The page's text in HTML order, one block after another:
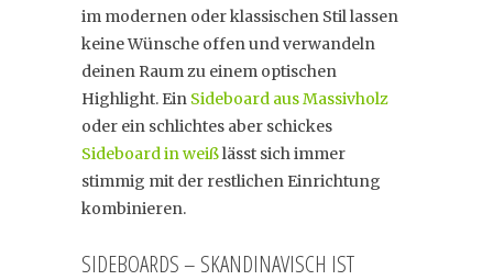
im modernen oder klassischen Stil lassen
keine Wünsche offen und verwandeln
deinen Raum zu einem optischen
Highlight. Ein Sideboard aus Massivholz
oder ein schlichtes aber schickes
Sideboard in weißlässt sich immer
stimmig mit der restlichen Einrichtung
kombinieren.
SIDEBOARDS – SKANDINAVISCH IST